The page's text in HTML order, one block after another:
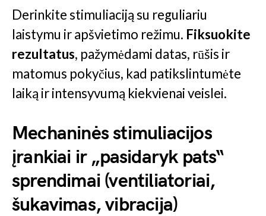
Derinkite stimuliaciją su reguliariu
laistymu ir apšvietimo režimu. Fiksuokite
rezultatus, pažymėdami datas, rūšis ir
matomus pokyčius, kad patikslintumėte
laiką ir intensyvumą kiekvienai veislei.
Mechaninės stimuliacijos
įrankiai ir „pasidaryk pats“
sprendimai (ventiliatoriai,
šukavimas, vibracija)